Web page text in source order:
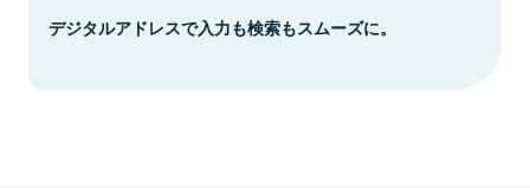
デジタルアドレスで入力も検索もスムーズに。